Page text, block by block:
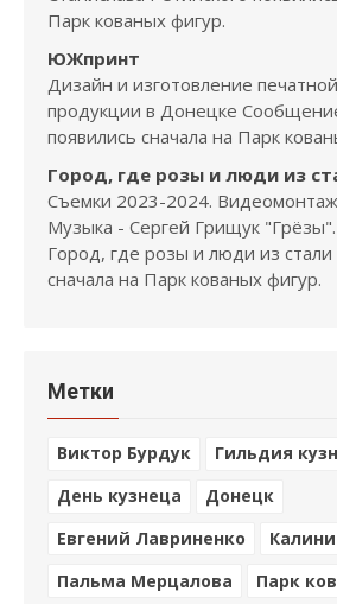
Парк кованых фигур.
ЮЖпринт
Дизайн и изготовление
продукции в Донецке
появились сначала на Парк
Город, где розы и люди из
Съемки 2023-2024.
Музыка - Сергей Грищук
Город, где розы и люди из стали
сначала на Парк кованых фигур.
Метки
Виктор Бурдук
Гильдия
День кузнеца
Донецк
Евгений Лавриненко
Пальма Мерцалова
Парк